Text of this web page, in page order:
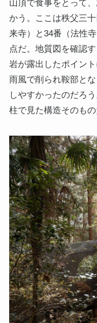
山頂で食事をとって
かう。ここは秩父三
来寺）と34番（法性
点だ。地質図を確認
岩が露出したポイン
雨風で削られ鞍部と
しやすかったのだろ
柱で見た構造そのもの